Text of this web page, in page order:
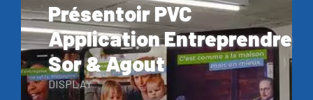
Présentoir PVC
Application Entreprendre
Sor & Agout
DISPLAY